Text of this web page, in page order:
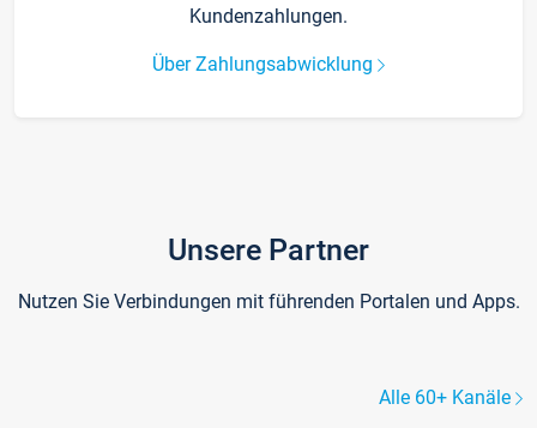
Kundenzahlungen.
Über Zahlungsabwicklung
Unsere Partner
Nutzen Sie Verbindungen mit führenden Portalen und Apps.
Alle 60+ Kanäle